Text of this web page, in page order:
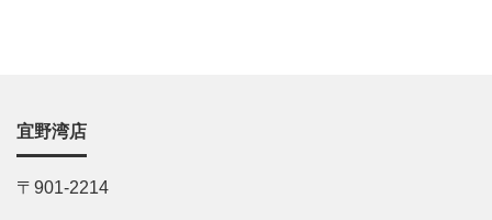
宜野湾店
〒901-2214